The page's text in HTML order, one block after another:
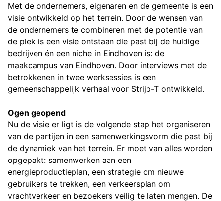
Met de ondernemers, eigenaren en de gemeente is een
visie ontwikkeld op het terrein. Door de wensen van
de ondernemers te combineren met de potentie van
de plek is een visie ontstaan die past bij de huidige
bedrijven én een niche in Eindhoven is: de
maakcampus van Eindhoven. Door interviews met de
betrokkenen in twee werksessies is een
gemeenschappelijk verhaal voor Strijp-T ontwikkeld.
Ogen geopend
Nu de visie er ligt is de volgende stap het organiseren
van de partijen in een samenwerkingsvorm die past bij
de dynamiek van het terrein. Er moet van alles worden
opgepakt: samenwerken aan een
energieproductieplan, een strategie om nieuwe
gebruikers te trekken, een verkeersplan om
vrachtverkeer en bezoekers veilig te laten mengen. De